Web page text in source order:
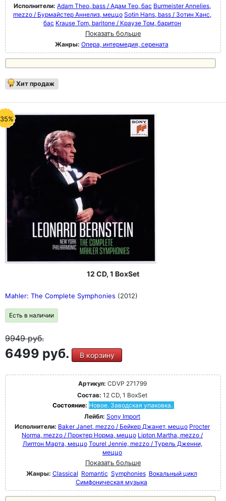
Исполнители: Adam Theo, bass / Адам Тео, бас Burmeister Annelies,
mezzo / Бурмайстер Аннелиз, меццо Sotin Hans, bass / Зотин Ханс,
бас Krause Tom, baritone / Краузе Том, баритон
Показать больше
Жанры: Опера, интермедия, серената
Хит продаж
12 CD, 1 BoxSet
Mahler: The Complete Symphonies (2012)
Есть в наличии
9949руб.
6499 руб. В корзину
Артикул: CDVP 271799
Состав: 12 CD, 1 BoxSet
Состояние: Новое. Заводская упаковка.
Лейбл: Sony Import
Исполнители: Baker Janet, mezzo / Бейкер Джанет, меццо Procter
Norma, mezzo / Проктер Норма, меццо Lipton Martha, mezzo /
Липтон Марта, меццо Tourel Jennie, mezzo / Турель Дженни,
меццо
Показать больше
Жанры: Classical Romantic Symphonies Вокальный цикл
Симфоническая музыка